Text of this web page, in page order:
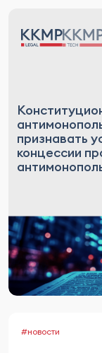
признавать
концессии
#новости